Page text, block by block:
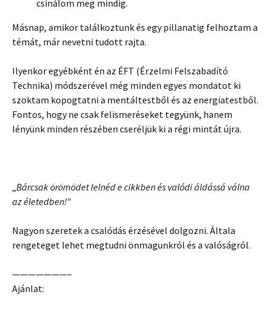
csinálom meg mindig.
Másnap, amikor találkoztunk és egy pillanatig felhoztam a
témát, már nevetni tudott rajta.
Ilyenkor egyébként én az ÉFT (Érzelmi Felszabadító
Technika) módszerével még minden egyes mondatot ki
szoktam kopogtatni a mentáltestből és az energiatestből.
Fontos, hogy ne csak felismeréseket tegyünk, hanem
lényünk minden részében cseréljük ki a régi mintát újra.
Bárcsak örömödet lelnéd e cikkben és valódi áldássá válna
az életedben!”
Nagyon szeretek a csalódás érzésével dolgozni. Általa
rengeteget lehet megtudni önmagunkról és a valóságról.
———————–
Ajánlat: